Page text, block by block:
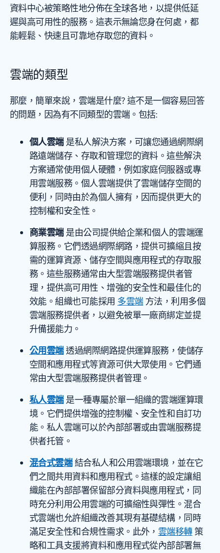
資料中心被策略性地分佈在全球各地，以提供低延
遲與高可用性的服務。這表示無論您身在何處，都
能輕鬆、快速且可靠地存取您的資料。
雲端的類型
那麼，簡單來說，雲端是什麼? 這不是一個容易回答
的問題，因為有不同類型的雲端。包括:
個人雲端是私人解決方案，可讓您通過網際網
路遠端儲存、存取和管理您的資料。這些解決
方案通常使用個人硬體，例如家庭伺服器或專
用雲端服務。個人雲端提供了雲端儲存空間的
便利，同時由於為個人擁有，因而提供更大的
控制權和安全性。
商業雲端是由公司提供給企業和個人的雲端運
算服務。它們透過網際網路，提供可擴縮且按
需的運算資源、儲存空間與應用程式的存取服
務。這些服務通常由大型雲端服務提供者管
理，提供高可用性、增強的安全性和最佳化的
效能。組織也可能採用 多雲端方法，利用多個
雲端服務提供者，以避免被單一廠商綁定並提
升備援能力。
公用雲端透過網際網路提供運算服務，使儲存
空間和應用程式等資源可供大眾使用。它們通
常由大型雲端服務提供者管理。
私人雲端是一種專屬於單一組織的雲端運算環
境。它們提供增強的控制權、安全性和自訂功
能。私人雲端可以於內部部署或由雲端服務提
供者托管。
混合式雲端結合私人和公用雲端環境，並在它
們之間共用資料和應用程式。這樣的設定讓組
織能在內部部署保留部分資料與應用程式，同
時充分利用公用雲端的可擴縮性與彈性。混合
式雲端也允許組織改善其現有基礎結構，同時
滿足安全性和合規性需求。此外， 雲端移轉策
略和工具支援將資料和應用程式從內部部署無